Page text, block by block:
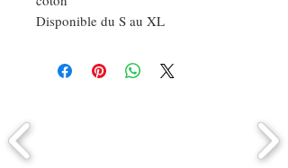
Disponible du S au XL